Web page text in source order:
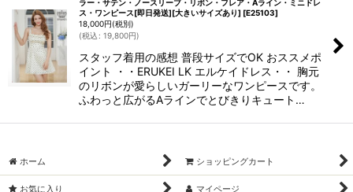
ラー・サテン・ノースリーブ・リボン・フレア・Aライン・ミニドレ
ス・ワンピース[即日発送][大きいサイズあり] [E25103]
18,000円(税別)
(税込 : 19,800円)
スタッフ着用の感想 普段サイズでOK おススメポ
イント ・・ERUKEI LK エルケイドレス・・ 胸元
のリボンが愛らしいガーリーなワンピースです。
ふわっと広がるAラインでとびきりキュート…
ホーム ショッピングカート
お気に入り マイページ